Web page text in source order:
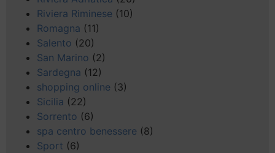
Riviera Riminese (10)
Romagna (11)
Salento (20)
San Marino (2)
Sardegna (12)
shopping online (3)
Sicilia (22)
Sorrento (6)
spa centro benessere (8)
Sport (6)